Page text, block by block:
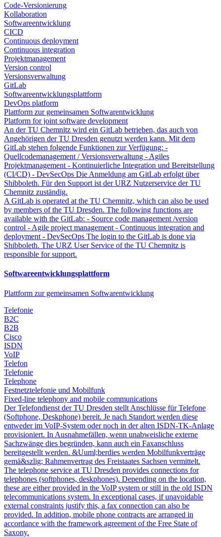
Code-Versionierung
Kollaboration
Softwareentwicklung
CICD
Continuous deployment
Continuous integration
Projektmanagement
Version control
Versionsverwaltung
GitLab
Softwareentwicklungsplattform
DevOps platform
Plattform zur gemeinsamen Softwarentwicklung
Platform for joint software development
An der TU Chemnitz wird ein GitLab betrieben, das auch von
Angehörigen der TU Dresden genutzt werden kann. Mit dem
GitLab stehen folgende Funktionen zur Verfügung: -
Quellcodemanagement / Versionsverwaltung - Agiles
Projektmanagement - Kontinuierliche Integration und Bereitstellung
(CI/CD) - DevSecOps Die Anmeldung am GitLab erfolgt über
Shibboleth. Für den Support ist der URZ Nutzerservice der TU
Chemnitz zuständig.
A GitLab is operated at the TU Chemnitz, which can also be used
by members of the TU Dresden. The following functions are
available with the GitLab: - Source code management /version
control - Agile project management - Continuous integration and
deployment - DevSecOps The login to the GitLab is done via
Shibboleth. The URZ User Service of the TU Chemnitz is
responsible for support.
Softwareentwicklungsplattform
Plattform zur gemeinsamen Softwarentwicklung
Telefonie
B2C
B2B
Cisco
ISDN
VoIP
Telefon
Telefonie
Telephone
Festnetztelefonie und Mobilfunk
Fixed-line telephony and mobile communications
Der Telefondienst der TU Dresden stellt Anschlüsse für Telefone
(Softphone, Deskphone) bereit. Je nach Standort werden diese
entweder im VoIP-System oder noch in der alten ISDN-TK-Anlage
provisioniert. In Ausnahmefällen, wenn unabweisliche externe
Sachzwänge dies begründen, kann auch ein Faxanschluss
bereitgestellt werden. &Uuml;berdies werden Mobilfunkverträge
gemä&szlig; Rahmenvertrag des Freistaates Sachsen vermittelt.
The telephone service at TU Dresden provides connections for
telephones (softphones, deskphones). Depending on the location,
these are either provided in the VoIP system or still in the old ISDN
telecommunications system. In exceptional cases, if unavoidable
external constraints justify this, a fax connection can also be
provided. In addition, mobile phone contracts are arranged in
accordance with the framework agreement of the Free State of
Saxony.